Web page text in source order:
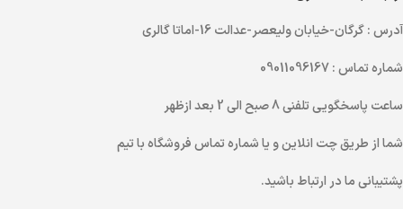
آدرس: گرگان-خیابان ولیعصر-عدالت 16-اماتا گالری
شماره تماس: 09011096167
ساعت پاسخگویی تلفنی
شما از طریقچت انلاینو یاشماره تماسفروشگاه با تیم
پشتیبانی ما در ارتباط باشید.